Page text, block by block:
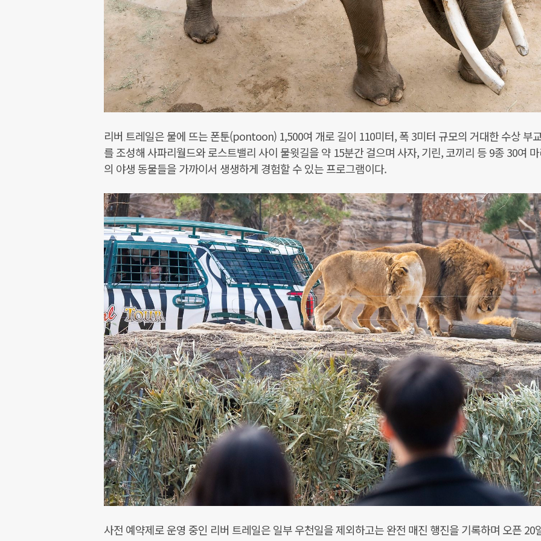
리버 트레일은 물에 뜨는 폰툰(pontoon) 1,500여 개로 길이 110미터, 폭 3미터 규모의 거대한 수상 부
를 조성해 사파리월드와 로스트밸리 사이 물윗길을 약 15분간 걸으며 사자, 기린, 코끼리 등 9종 30여
의 야생 동물들을 가까이서 생생하게 경험할 수 있는 프로그램이다.
사전 예약제로 운영 중인 리버 트레일은 일부 우천일을 제외하고는 완전 매진 행진을 기록하며 오픈 20